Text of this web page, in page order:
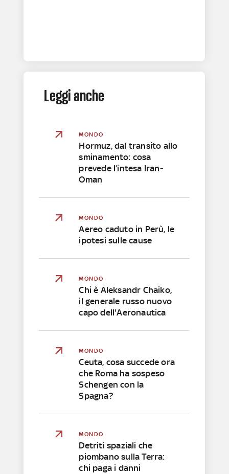
Leggi anche
MONDO
Hormuz, dal transito allo
sminamento: cosa
prevede l’intesa Iran-
Oman
MONDO
Aereo caduto in Perù, le
ipotesi sulle cause
MONDO
Chi è Aleksandr Chaiko,
il generale russo nuovo
capo dell'Aeronautica
MONDO
Ceuta, cosa succede ora
che Roma ha sospeso
Schengen con la
Spagna?
MONDO
Detriti spaziali che
piombano sulla Terra:
chi paga i danni